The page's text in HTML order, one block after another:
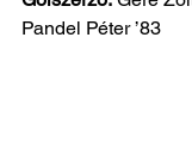
Pandel Péter ’83